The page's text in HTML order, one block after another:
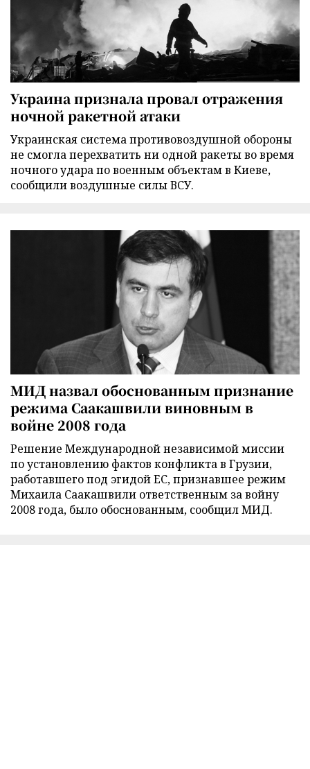
Украина признала провал отражения
ночной ракетной атаки
Украинская система противовоздушной обороны
не смогла перехватить ни одной ракеты во время
ночного удара по военным объектам в Киеве,
сообщили воздушные силы ВСУ.
МИД назвал обоснованным признание
режима Саакашвили виновным в
войне 2008 года
Решение Международной независимой миссии
по установлению фактов конфликта в Грузии,
работавшего под эгидой ЕС, признавшее режим
Михаила Саакашвили ответственным за войну
2008 года, было обоснованным, сообщил МИД.